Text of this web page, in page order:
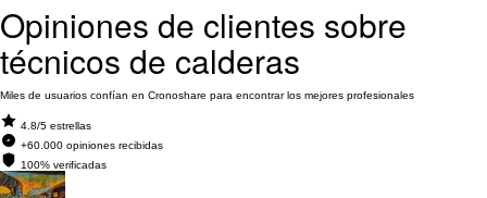
Opiniones de clientes sobre
técnicos de calderas
Miles de usuarios confían en Cronoshare para encontrar los mejores profesionales
4.8/5 estrellas
+60.000 opiniones recibidas
100% verificadas